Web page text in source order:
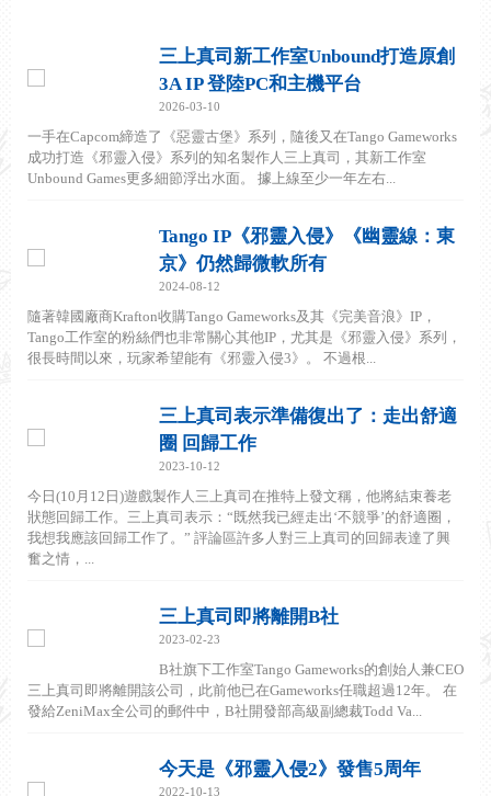
三上真司新工作室Unbound打造原創
3A IP 登陸PC和主機平台
2026-03-10
一手在Capcom締造了《惡靈古堡》系列，隨後又在Tango Gameworks
成功打造《邪靈入侵》系列的知名製作人三上真司，其新工作室
Unbound Games更多細節浮出水面。 據上線至少一年左右...
Tango IP《邪靈入侵》《幽靈線：東
京》仍然歸微軟所有
2024-08-12
隨著韓國廠商Krafton收購Tango Gameworks及其《完美音浪》IP，
Tango工作室的粉絲們也非常關心其他IP，尤其是《邪靈入侵》系列，
很長時間以來，玩家希望能有《邪靈入侵3》。 不過根...
三上真司表示準備復出了：走出舒適
圈 回歸工作
2023-10-12
今日(10月12日)遊戲製作人三上真司在推特上發文稱，他將結束養老
狀態回歸工作。三上真司表示：“既然我已經走出‘不競爭’的舒適圈，
我想我應該回歸工作了。” 評論區許多人對三上真司的回歸表達了興
奮之情，...
三上真司即將離開B社
2023-02-23
B社旗下工作室Tango Gameworks的創始人兼CEO
三上真司即將離開該公司，此前他已在Gameworks任職超過12年。 在
發給ZeniMax全公司的郵件中，B社開發部高級副總裁Todd Va...
今天是《邪靈入侵2》發售5周年
2022-10-13